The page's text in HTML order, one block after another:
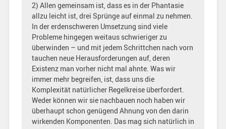
2) Allen gemeinsam ist, dass es in der Phantasie
allzu leicht ist, drei Sprünge auf einmal zu nehmen.
In der erdenschweren Umsetzung sind viele
Probleme hingegen weitaus schwieriger zu
überwinden – und mit jedem Schrittchen nach vorn
tauchen neue Herausforderungen auf, deren
Existenz man vorher nicht mal ahnte. Was wir
immer mehr begreifen, ist, dass uns die
Komplexität natürlicher Regelkreise überfordert.
Weder können wir sie nachbauen noch haben wir
überhaupt schon genügend Ahnung von den darin
wirkenden Komponenten. Das mag sich natürlich in